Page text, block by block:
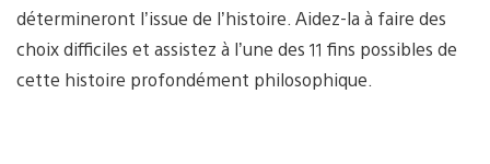
détermineront l’issue de l’histoire. Aidez-la à faire des
choix difficiles et assistez à l’une des 11 fins possibles de
cette histoire profondément philosophique.